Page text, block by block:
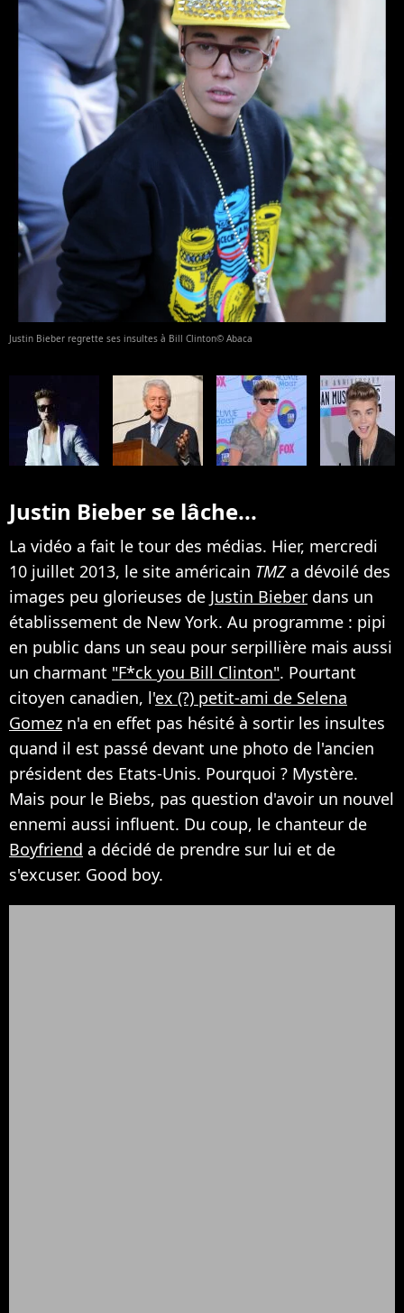
Justin Bieber regrette ses insultes à Bill Clinton© Abaca
Justin Bieber se lâche...
La vidéo a fait le tour des médias. Hier, mercredi
10 juillet 2013, le site américain TMZa dévoilé des
images peu glorieuses de Justin Bieber dans un
établissement de New York. Au programme : pipi
en public dans un seau pour serpillière mais aussi
un charmant "F*ck you Bill Clinton". Pourtant
citoyen canadien, l'ex (?) petit-ami de Selena
Gomez n'a en effet pas hésité à sortir les insultes
quand il est passé devant une photo de l'ancien
président des Etats-Unis. Pourquoi ? Mystère.
Mais pour le Biebs, pas question d'avoir un nouvel
ennemi aussi influent. Du coup, le chanteur de
Boyfriend a décidé de prendre sur lui et de
s'excuser. Good boy.